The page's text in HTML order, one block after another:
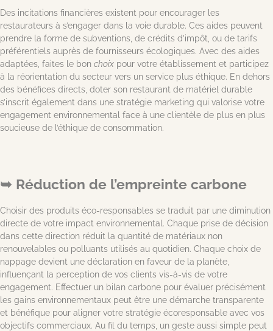
Des incitations financières existent pour encourager les
restaurateurs à s’engager dans la voie durable. Ces aides peuvent
prendre la forme de subventions, de crédits d’impôt, ou de tarifs
préférentiels auprès de fournisseurs écologiques. Avec des aides
adaptées, faites le bon choix pour votre établissement et participez
à la réorientation du secteur vers un service plus éthique. En dehors
des bénéfices directs, doter son restaurant de matériel durable
s’inscrit également dans une stratégie marketing qui valorise votre
engagement environnemental face à une clientèle de plus en plus
soucieuse de l’éthique de consommation.
Réduction de l’empreinte carbone
Choisir des produits éco-responsables se traduit par une diminution
directe de votre impact environnemental. Chaque prise de décision
dans cette direction réduit la quantité de matériaux non
renouvelables ou polluants utilisés au quotidien. Chaque choix de
nappage devient une déclaration en faveur de la planète,
influençant la perception de vos clients vis-à-vis de votre
engagement. Effectuer un bilan carbone pour évaluer précisément
les gains environnementaux peut être une démarche transparente
et bénéfique pour aligner votre stratégie écoresponsable avec vos
objectifs commerciaux. Au fil du temps, un geste aussi simple peut